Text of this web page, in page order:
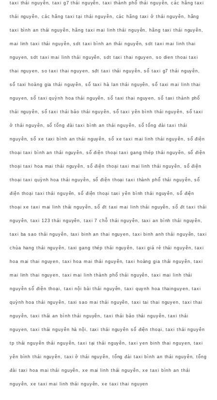
taxi thái nguyên, taxi g7 thái nguyên, taxi thành phố thái nguyên, các hãng taxi
thái nguyên, các hãng taxi tại thái nguyên, các hãng taxi ở thái nguyên, hãng
taxi bình an thái nguyên, hãng taxi mai linh thái nguyên, hãng taxi thái nguyên,
mai linh taxi thái nguyên, sdt taxi bình an thái nguyên, sdt taxi mai linh thai
nguyen, sdt taxi mai linh thái nguyên, sdt taxi thai nguyen, so dien thoai taxi
thai nguyen, so taxi thai nguyen, sđt taxi thái nguyên, số taxi g7 thái nguyên,
số taxi hoàng gia thái nguyên, số taxi hà lan thái nguyên, số taxi mai linh thai
nguyen, số taxi quỳnh hoa thái nguyên, số taxi thai nguyen, số taxi thành phố
thái nguyên, số taxi thái bảo thái nguyên, số taxi yên bình thái nguyên, số taxi
ở thái nguyên, số tổng đài taxi bình an thái nguyên, số tổng đài taxi thái
nguyên, số xe taxi bình an thái nguyên, số xe taxi mai linh thái nguyên, số điện
thoại taxi bình an thái nguyên, số điện thoại taxi gang thép thái nguyên, số điện
thoại taxi hoa mai thái nguyên, số điện thoại taxi mai linh thái nguyên, số điện
thoại taxi quỳnh hoa thái nguyên, số điện thoại taxi thành phố thái nguyên, số
điện thoại taxi thái nguyên, số điện thoại taxi yên bình thái nguyên, số điện
thoại xe taxi mai linh thái nguyên, số đt taxi mai linh thái nguyên, số đt taxi thái
nguyên, taxi 123 thái nguyên, taxi 7 chỗ thái nguyên, taxi an bình thái nguyên,
taxi ba sao thái nguyên, taxi binh an thai nguyen, taxi binh anh thái nguyên, taxi
chùa hang thái nguyên, taxi gang thép thái nguyên, taxi giá rẻ thái nguyên, taxi
hoa mai thai nguyen, taxi hoa mai thái nguyên, taxi hoàng gia thái nguyên, taxi
mai linh thai nguyen, taxi mai linh thành phố thái nguyên, taxi mai linh thái
nguyên số điện thoại, taxi nội bài thái nguyên, taxi quynh hoa thainguyen, taxi
quỳnh hoa thái nguyên, taxi sao mai thái nguyên, taxi tai thai nguyen, taxi thai
nguyên, taxi thái an bình thái nguyên, taxi thái bảo thái nguyên, taxi thái
nguyen, taxi thái nguyên hà nội, taxi thái nguyên số điện thoại, taxi thái nguyên
tp thái nguyên thái nguyên, taxi tại thái nguyên, taxi yen binh thai nguyen, taxi
yên bình thái nguyên, taxi ở thái nguyên, tổng đài taxi bình an thái nguyên, tổng
đài taxi hoa mai thái nguyên, xe mai linh thái nguyên, xe taxi bình an thái
nguyên, xe taxi mai linh thái nguyên, xe taxi thai nguyen